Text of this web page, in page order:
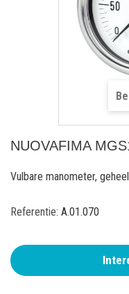
NUOVAFIMA
Vulbare manometer,
Referentie: A.01.070